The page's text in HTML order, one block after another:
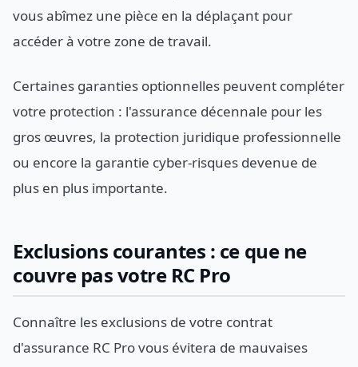
vous abîmez une pièce en la déplaçant pour
accéder à votre zone de travail.
Certaines garanties optionnelles peuvent compléter
votre protection : l'assurance décennale pour les
gros œuvres, la protection juridique professionnelle
ou encore la garantie cyber-risques devenue de
plus en plus importante.
Exclusions courantes : ce que ne
couvre pas votre RC Pro
Connaître les exclusions de votre contrat
d'assurance RC Pro vous évitera de mauvaises